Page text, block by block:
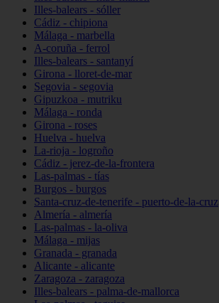
Illes-balears - sóller
Cádiz - chipiona
Málaga - marbella
A-coruña - ferrol
Illes-balears - santanyí
Girona - lloret-de-mar
Segovia - segovia
Gipuzkoa - mutriku
Málaga - ronda
Girona - roses
Huelva - huelva
La-rioja - logroño
Cádiz - jerez-de-la-frontera
Las-palmas - tías
Burgos - burgos
Santa-cruz-de-tenerife - puerto-de-la-cruz
Almería - almería
Las-palmas - la-oliva
Málaga - mijas
Granada - granada
Alicante - alicante
Zaragoza - zaragoza
Illes-balears - palma-de-mallorca